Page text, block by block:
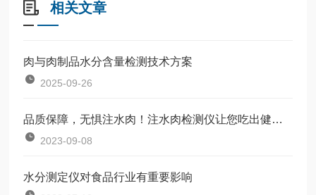
相关文章
肉与肉制品水分含量检测技术方案
2025-09-26
品质保障，无惧注水肉！注水肉检测仪让您吃出健康与美味
2023-09-08
水分测定仪对食品行业有重要影响